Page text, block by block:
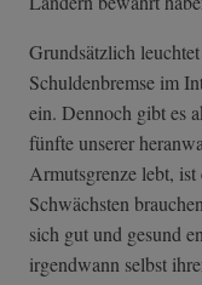
Grundsätzlich
Schuldenbremse im
ein. Dennoch gibt es
fünfte unserer
Armutsgrenze lebt,
Schwächsten
sich gut und gesund
irgendwann selbst